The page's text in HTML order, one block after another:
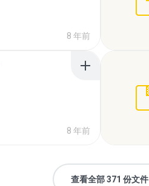
8 年前
8 年前
查看全部 371 份文件